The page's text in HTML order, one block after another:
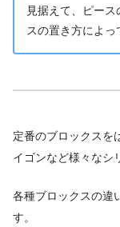
見据えて、ピー
スの置き方によっ
定番のブロックスを
イゴンなど様々なシ
各種ブロックスの違
す。